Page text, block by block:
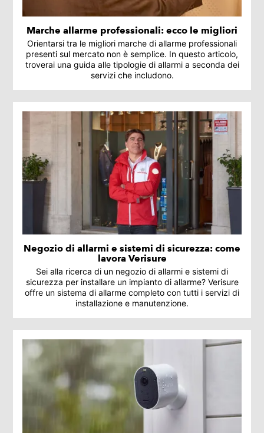
Marche allarme professionali: ecco le migliori
Orientarsi tra le migliori marche di allarme professionali
presenti sul mercato non è semplice. In questo articolo,
troverai una guida alle tipologie di allarmi a seconda dei
servizi che includono.
Negozio di allarmi e sistemi di sicurezza: come
lavora Verisure
Sei alla ricerca di un negozio di allarmi e sistemi di
sicurezza per installare un impianto di allarme? Verisure
offre un sistema di allarme completo con tutti i servizi di
installazione e manutenzione.